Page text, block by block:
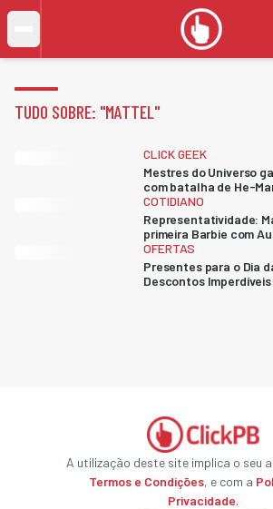
TUDO SOBRE: "MATTEL"
CLICK GEEK
Mestres do Universo
com batalha de He-
COTIDIANO
Representatividade:
primeira Barbie com
OFERTAS
Presentes para o Dia
Descontos Imperdíveis
A utilização deste site implica o seu
Termos e Condições, e com a
Privacidade.